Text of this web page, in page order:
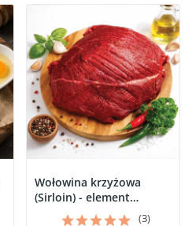
Wołowina krzyżowa
(Sirloin) - element
udźca...
(3)